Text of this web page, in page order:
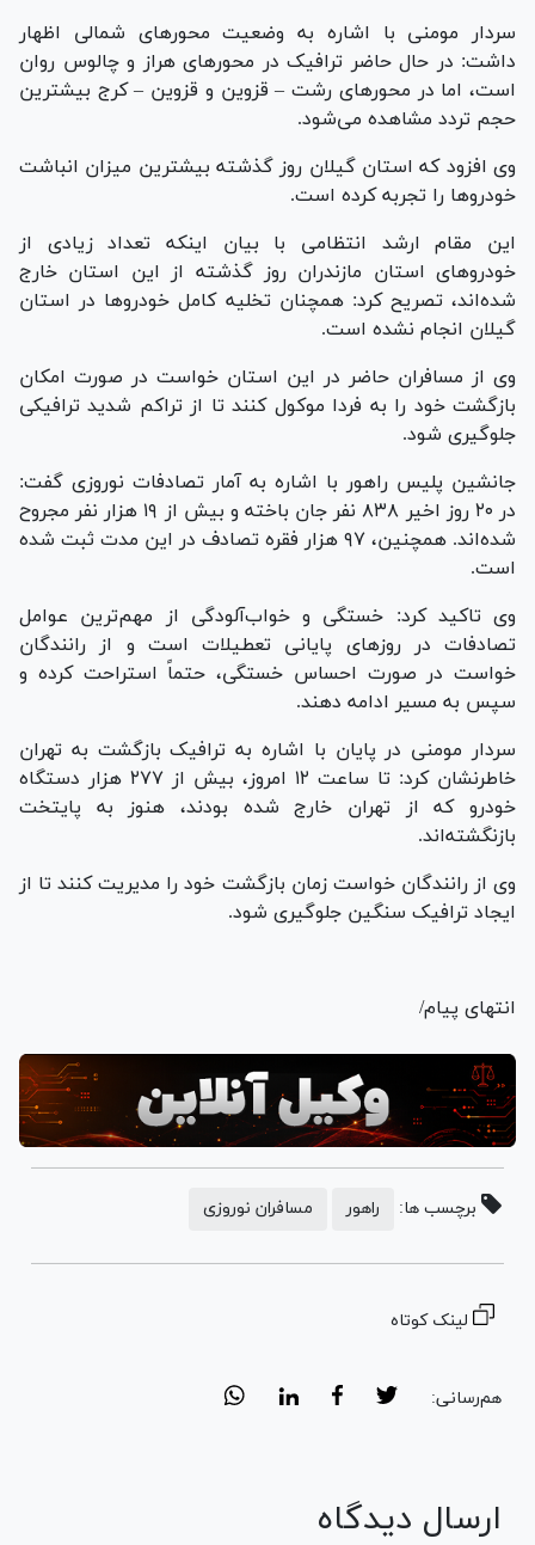
سردار مومنی با اشاره به وضعیت محور‌های شمالی اظهار
داشت: در حال حاضر ترافیک در محور‌های هراز و چالوس روان
است، اما در محور‌های رشت – قزوین و قزوین – کرج بیشترین
حجم تردد مشاهده می‌شود.
وی افزود که استان گیلان روز گذشته بیشترین میزان انباشت
خودرو‌ها را تجربه کرده است.
این مقام ارشد انتظامی با بیان اینکه تعداد زیادی از
خودرو‌های استان مازندران روز گذشته از این استان خارج
شده‌اند، تصریح کرد: همچنان تخلیه کامل خودرو‌ها در استان
گیلان انجام نشده است.
وی از مسافران حاضر در این استان خواست در صورت امکان
بازگشت خود را به فردا موکول کنند تا از تراکم شدید ترافیکی
جلوگیری شود.
جانشین پلیس راهور با اشاره به آمار تصادفات نوروزی گفت:
در ۲۰ روز اخیر ۸۳۸ نفر جان باخته و بیش از ۱۹ هزار نفر مجروح
شده‌اند. همچنین، ۹۷ هزار فقره تصادف در این مدت ثبت شده
است.
وی تاکید کرد: خستگی و خواب‌آلودگی از مهم‌ترین عوامل
تصادفات در روز‌های پایانی تعطیلات است و از رانندگان
خواست در صورت احساس خستگی، حتماً استراحت کرده و
سپس به مسیر ادامه دهند.
سردار مومنی در پایان با اشاره به ترافیک بازگشت به تهران
خاطرنشان کرد: تا ساعت ۱۲ امروز، بیش از ۲۷۷ هزار دستگاه
خودرو که از تهران خارج شده بودند، هنوز به پایتخت
بازنگشته‌اند.
وی از رانندگان خواست زمان بازگشت خود را مدیریت کنند تا از
ایجاد ترافیک سنگین جلوگیری شود.
انتهای پیام/
برچسب ها: راهور مسافران نوروزی
لینک کوتاه
هم‌رسانی:
ارسال دیدگاه